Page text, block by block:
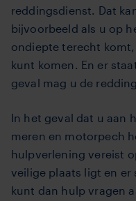
reddingsdienst. Dat
bijvoorbeeld als u op
ondiepte terecht
kunt komen. En er
geval mag u de
In het geval dat u aan
meren en motorpech
hulpverlening vereist
veilige plaats ligt en er
kunt dan hulp vragen